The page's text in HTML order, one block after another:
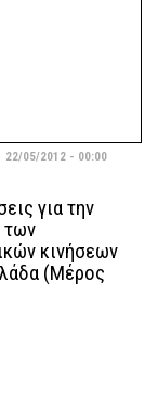
22/05/2012 - 00:00
για την
των
κινήσεων
(Μέρος